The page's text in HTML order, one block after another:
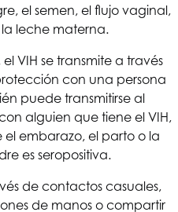
el semen, el flujo vaginal,
leche materna.
VIH se transmite a través
con una persona
puede transmitirse al
alguien que tiene el VIH,
embarazo, el parto o la
es seropositiva.
de contactos casuales,
de manos o compartir